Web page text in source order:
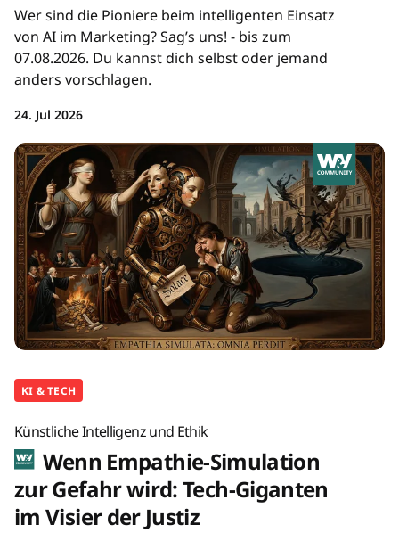
Wer sind die Pioniere beim intelligenten Einsatz
von AI im Marketing? Sag’s uns! - bis zum
07.08.2026. Du kannst dich selbst oder jemand
anders vorschlagen.
24. Jul 2026
KI & TECH
Künstliche Intelligenz und Ethik
Wenn Empathie-Simulation
zur Gefahr wird: Tech-Giganten
im Visier der Justiz